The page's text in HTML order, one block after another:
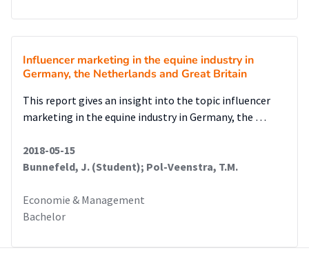
Influencer marketing in the equine industry in
Germany, the Netherlands and Great Britain
This report gives an insight into the topic influencer
marketing in the equine industry in Germany, the …
2018-05-15
Bunnefeld, J. (Student); Pol-Veenstra, T.M.
Economie & Management
Bachelor